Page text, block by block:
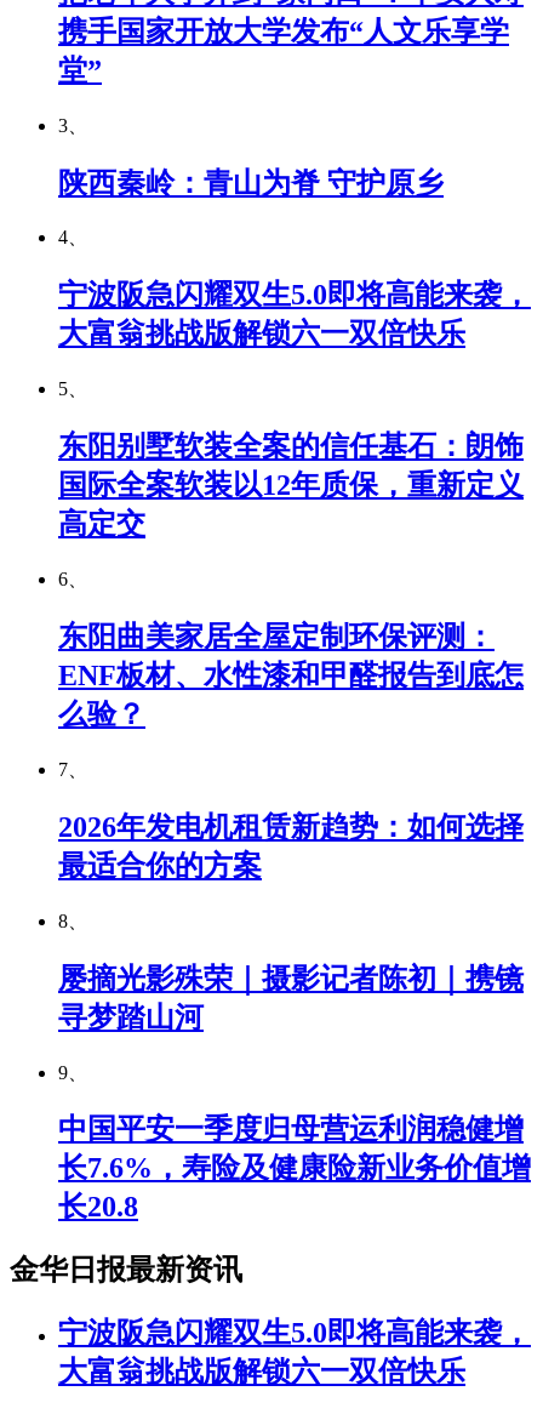
携手国家开放大学发布“人文乐享学
堂”
3、
陕西秦岭：青山为脊 守护原乡
4、
宁波阪急闪耀双生5.0即将高能来袭，
大富翁挑战版解锁六一双倍快乐
5、
东阳别墅软装全案的信任基石：朗饰
国际全案软装以12年质保，重新定义
高定交
6、
东阳曲美家居全屋定制环保评测：
ENF板材、水性漆和甲醛报告到底怎
么验？
7、
2026年发电机租赁新趋势：如何选择
最适合你的方案
8、
屡摘光影殊荣｜摄影记者陈初｜携镜
寻梦踏山河
9、
中国平安一季度归母营运利润稳健增
长7.6%，寿险及健康险新业务价值增
长20.8
金华日报最新资讯
宁波阪急闪耀双生5.0即将高能来袭，
大富翁挑战版解锁六一双倍快乐